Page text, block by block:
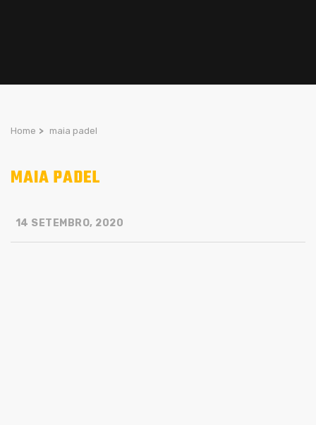
Home > maia padel
MAIA PADEL
14 SETEMBRO, 2020